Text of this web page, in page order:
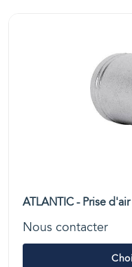
ATLANTIC - Prise
Nous contacter